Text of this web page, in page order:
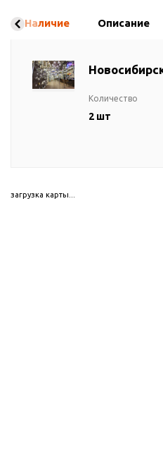
Наличие Описание
Количество
2 шт
загрузка карты...